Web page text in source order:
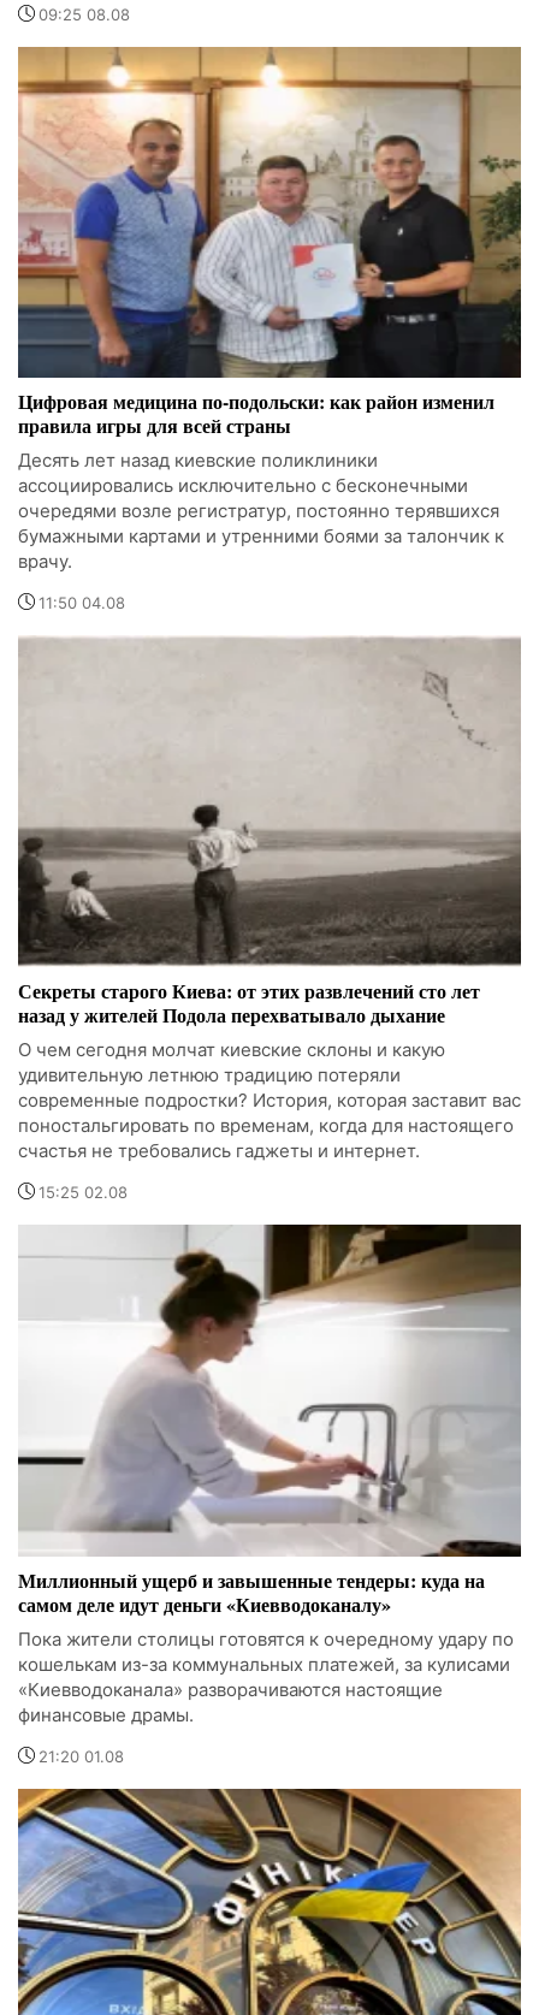
09:25 08.08
Цифровая медицина по-подольски: как район изменил
правила игры для всей страны
Десять лет назад киевские поликлиники
ассоциировались исключительно с бесконечными
очередями возле регистратур, постоянно терявшихся
бумажными картами и утренними боями за талончик к
врачу.
11:50 04.08
Секреты старого Киева: от этих развлечений сто лет
назад у жителей Подола перехватывало дыхание
О чем сегодня молчат киевские склоны и какую
удивительную летнюю традицию потеряли
современные подростки? История, которая заставит вас
поностальгировать по временам, когда для настоящего
счастья не требовались гаджеты и интернет.
15:25 02.08
Миллионный ущерб и завышенные тендеры: куда на
самом деле идут деньги «Киевводоканалу»
Пока жители столицы готовятся к очередному удару по
кошелькам из-за коммунальных платежей, за кулисами
«Киевводоканала» разворачиваются настоящие
финансовые драмы.
21:20 01.08